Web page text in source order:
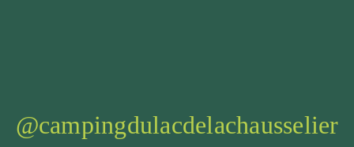
@campingdulacdelachausselier